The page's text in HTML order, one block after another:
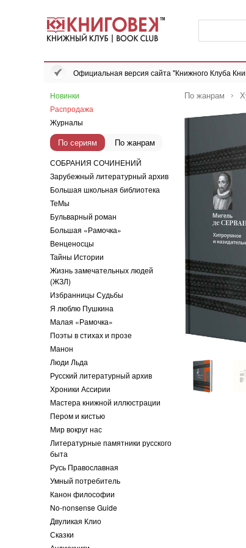
Официальная версия сайта "Книжного Клуба
Новинки
Распродажа
Журналы
По сериям По жанрам
СОБРАНИЯ СОЧИНЕНИЙ
Зарубежный литературный архив
Большая школьная библиотека
ТеМы
Бульварный роман
Большая «Рамочка»
Венценосцы
Тайны Истории
Жизнь замечательных людей
(ЖЗЛ)
Избранницы Судьбы
Я люблю Пушкина
Малая «Рамочка»
Поэты в стихах и прозе
Манон
Люди Льда
Русский литературный архив
Хроники Ассирии
Мастера книжной иллюстрации
Пером и кистью
Мир вокруг нас
Литературные памятники русского
быта
Русь Православная
Умный потребитель
Канон философии
No-nonsense Guide
Двуликая Клио
Сказки
По жанрам